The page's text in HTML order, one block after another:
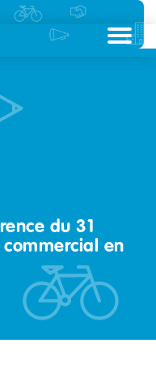
du 31
commercial en